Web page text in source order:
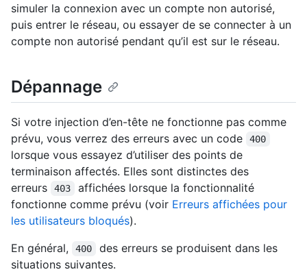
simuler la connexion avec un compte non autorisé,
puis entrer le réseau, ou essayer de se connecter à un
compte non autorisé pendant qu’il est sur le réseau.
Dépannage
Si votre injection d’en-tête ne fonctionne pas comme
prévu, vous verrez des erreurs avec un code
400
lorsque vous essayez d’utiliser des points de
terminaison affectés. Elles sont distinctes des
erreurs
403
affichées lorsque la fonctionnalité
fonctionne comme prévu (voir Erreurs affichées pour
les utilisateurs bloqués).
En général,
400
des erreurs se produisent dans les
situations suivantes.